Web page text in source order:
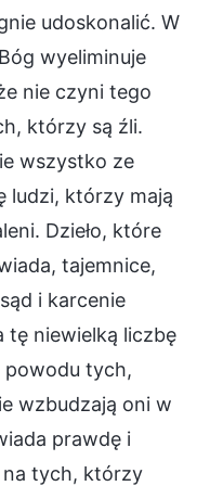
udoskonalić. W
wyeliminuje
nie czyni tego
którzy są źli.
wszystko ze
ludzi, którzy mają
Dzieło, które
tajemnice,
i karcenie
tę niewielką liczbę
powodu tych,
wzbudzają oni w
prawdę i
na tych, którzy